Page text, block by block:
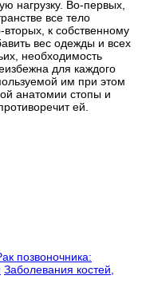
нагрузку. Во-первых,
все тело
к собственному
вес одежды и всех
необходимость
для каждого
им при этом
анатомии стопы и
ей.
позвоночника:
Заболевания костей,